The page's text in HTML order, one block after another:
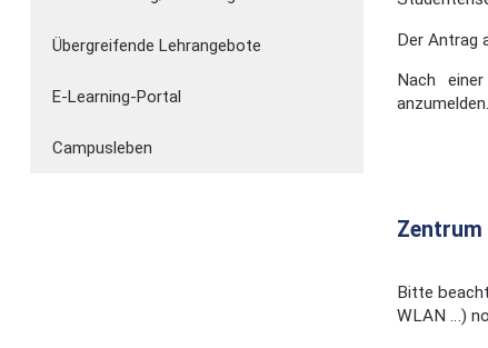
Übergreifende Lehrangebote
E-Learning-Portal
Campusleben
Der Antrag
Nach
anzumelden.
Bitte
WLAN …)